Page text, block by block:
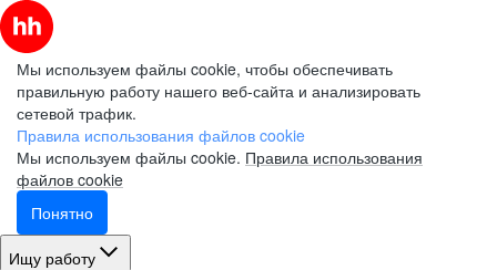
Мы используем файлы cookie, чтобы обеспечивать
правильную работу нашего веб-сайта и анализировать
сетевой трафик.
Правила использования файлов cookie
Мы используем файлы cookie. Правила использования
файлов cookie
Понятно
Ищу работу